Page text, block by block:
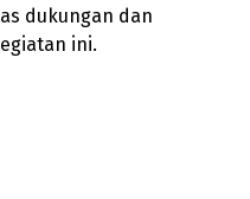
dukungan dan
ini.